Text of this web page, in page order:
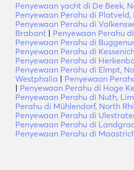
Penyewaan yacht di De Beek,
Penyewaan Perahu di Platveld,
Penyewaan Perahu di
Brabant | Penyewaan Perahu
Penyewaan Perahu di
Penyewaan Perahu di
Penyewaan Perahu di
Penyewaan Perahu di Elmpt,
Westphalia | Penyewaan
| Penyewaan Perahu di Hoge
Penyewaan Perahu di Nuth,
Perahu di Mühlendorf, North
Penyewaan Perahu di
Penyewaan Perahu di
Penyewaan Perahu di